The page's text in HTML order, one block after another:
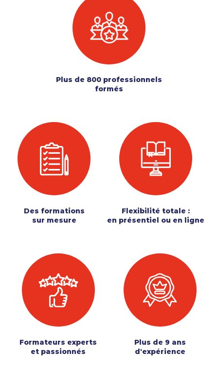
Plus de 800 professionnels
formés
Des formations
sur mesure
Flexibilité totale :
en présentiel ou en ligne
Formateurs experts
et passionnés
Plus de 9 ans
d'expérience